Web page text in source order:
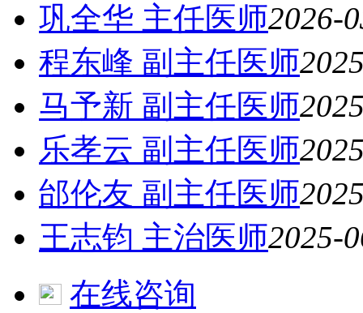
巩全华 主任医师2026-
程东峰 副主任医师
马予新 副主任医师
乐孝云 副主任医师
邰伦友 副主任医师
王志钧 主治医师2025-
在线咨询